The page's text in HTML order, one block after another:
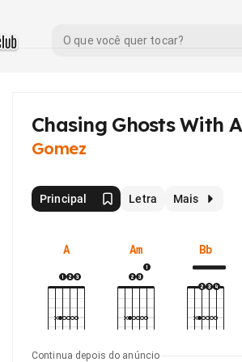
Chasing Ghosts With
Gomez
Principal Letra Mais
A Am Bb
Continua depois do anúncio